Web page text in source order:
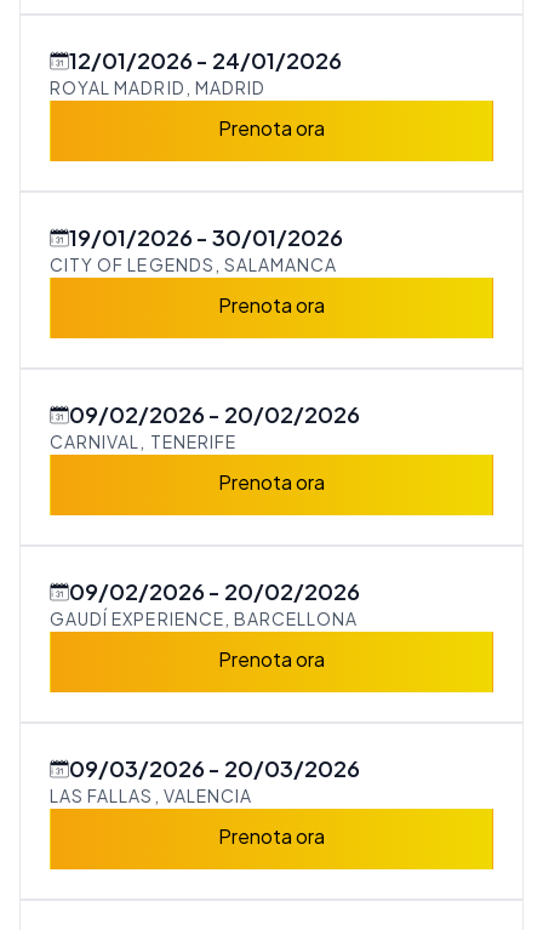
12/01/2026 24/01/2026
ROYAL MADRID, MADRID
Prenota ora
19/01/2026 30/01/2026
CITY OF LEGENDS, SALAMANCA
Prenota ora
09/02/2026 20/02/2026
CARNIVAL, TENERIFE
Prenota ora
09/02/2026 20/02/2026
GAUDÍ EXPERIENCE, BARCELLONA
Prenota ora
09/03/2026 20/03/2026
LAS FALLAS, VALENCIA
Prenota ora